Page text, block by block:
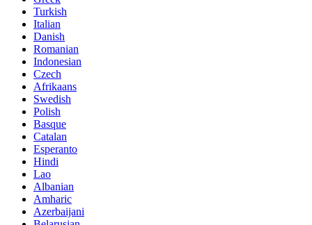
Turkish
Italian
Danish
Romanian
Indonesian
Czech
Afrikaans
Swedish
Polish
Basque
Catalan
Esperanto
Hindi
Lao
Albanian
Amharic
Azerbaijani